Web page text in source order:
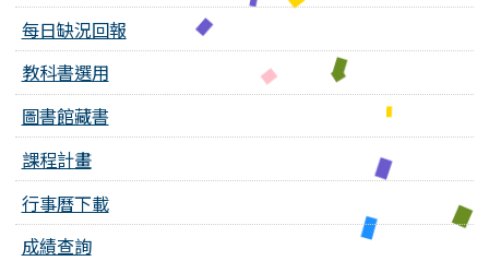
每日缺況回報
教科書選用
圖書館藏書
課程計畫
行事曆下載
成績查詢